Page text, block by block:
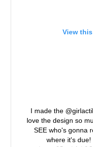
View
. . I made the
love the design so
SEE who's gonna
where it's